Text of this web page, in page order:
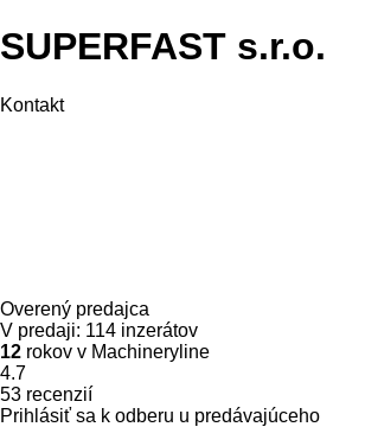
SUPERFAST s.r.o.
Kontakt
Overený predajca
V predaji: 114 inzerátov
12 rokov v Machineryline
4.7
53 recenzií
Prihlásiť sa k odberu u predávajúceho